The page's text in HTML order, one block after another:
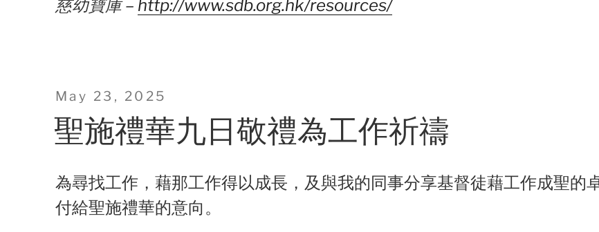
慈幼寶庫 – http://www.sdb.org.hk/resources/
Posted
on
May 23, 2025
聖施禮華九日敬禮為工作祈禱
為尋找工作，藉那工作得以成長，及與我的同事分享基督徒藉工作成聖的
付給聖施禮華的意向。